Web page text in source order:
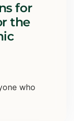
for
the
who